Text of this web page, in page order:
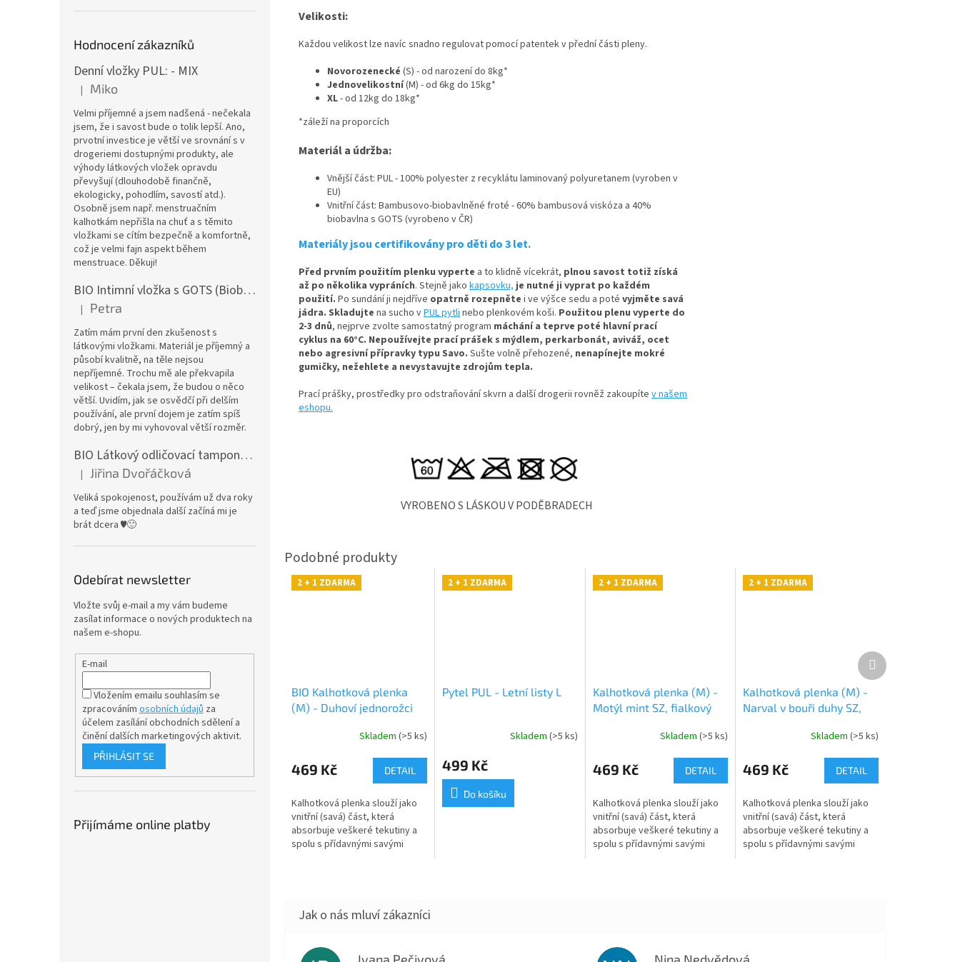
Hodnocení zákazníků
Denní vložky PUL: - MIX
Hodnocení produktu je 5 z 5 hvězdiček.
| Miko
Velmi příjemné a jsem nadšená - nečekala
jsem, že i savost bude o tolik lepší. Ano,
prvotní investice je větší ve srovnání s v
drogeriemi dostupnými produkty, ale
výhody látkových vložek opravdu
převyšují (dlouhodobě finančně,
ekologicky, pohodlím, savostí atd.).
Osobně jsem např. menstruačním
kalhotkám nepřišla na chuť a s těmito
vložkami se cítím bezpečně a komfortně,
což je velmi fajn aspekt během
menstruace. Děkuji!
BIO Intimní vložka s GOTS (Biobavlněný úplet) - Malované pivoňky v hořčicové
Hodnocení produktu je 5 z 5 hvězdiček.
| Petra
Zatím mám první den zkušenost s
látkovými vložkami. Materiál je příjemný a
působí kvalitně, na těle nejsou
nepříjemné. Trochu mě ale překvapila
velikost – čekala jsem, že budou o něco
větší. Uvidím, jak se osvědčí při delším
používání, ale první dojem je zatím spíš
dobrý, jen by mi vyhovoval větší rozměr.
BIO Látkový odličovací tamponek: Barevné bambusovo-biobavlněné froté
Hodnocení produktu je 5 z 5 hvězdiček.
| Jiřina Dvořáčková
Veliká spokojenost, používám už dva roky
a teď jsme objednala další začíná mi je
brát dcera ♥️🙂
Odebírat newsletter
Vložte svůj e-mail a my vám budeme
zasílat informace o nových produktech na
našem e-shopu.
E-mail
Vložením emailu souhlasím se
zpracováním osobních údajů za
účelem zasílání obchodních sdělení a
činění dalších marketingových aktivit.
PŘIHLÁSIT SE
Přijímáme online platby
Velikosti:
Každou velikost lze navíc snadno regulovat pomocí patentek v přední části pleny.
Novorozenecké (S) - od narození do 8kg*
Jednovelikostní(M) - od 6kg do 15kg*
XL- od 12kg do 18kg*
*záleží na proporcích
Materiál a údržba:
Vnější část: PUL - 100% polyester z recyklátu laminovaný polyuretanem (vyroben v
EU)
Vnitřní část: Bambusovo-biobavlněné froté - 60% bambusová viskóza a 40%
biobavlna s GOTS (vyrobeno v ČR)
Materiály jsou certifikovány pro děti do 3 let.
Před prvním použitím plenku vyperte a to klidně vícekrát, plnou savost totiž získá
až po několika vypráních. Stejně jako kapsovku, je nutné ji vyprat po každém
použití. Po sundání ji nejdříve opatrně rozepněte i ve výšce sedu a poté vyjměte savá
jádra. Skladujte na sucho vPUL pytlinebo plenkovém koši. Použitou plenu vyperte do
2-3 dnů, nejprve zvolte samostatný program máchání a teprve poté hlavní prací
cyklus na 60°C. Nepoužívejte prací prášek s mýdlem, perkarbonát, aviváž, ocet
nebo agresivní přípravky typu Savo. Sušte volně přehozené, nenapínejte mokré
gumičky, nežehlete a nevystavujte zdrojům tepla.
Prací prášky, prostředky pro odstraňování skvrn a další drogerii rovněž zakoupíte v našem
eshopu.
VYROBENO S LÁSKOU V PODĚBRADECH
2 + 1 ZDARMA
BIO Kalhotková plenka
(M) - Duhoví jednorožci
Skladem (>5 ks)
469 Kč DETAIL
Kalhotková plenka slouží jako
vnitřní (savá) část, která
absorbuje veškeré tekutiny a
spolu s přídavnými savými
2 + 1 ZDARMA
Pytel PUL - Letní listy L
Skladem (>5 ks)
499 Kč
Do košíku
2 + 1 ZDARMA
Kalhotková plenka (M) -
Motýl mint SZ, fialkový
Skladem(>5 ks)
469 Kč DETAIL
Kalhotková plenka slouží jako
vnitřní (savá) část, která
absorbuje veškeré tekutiny a
spolu s přídavnými savými
2 + 1 ZDARMA
Kalhotková plenka (M) -
Narval v bouři duhy SZ,
Skladem (>5 ks)
469 Kč DETAIL
Kalhotková plenka slouží jako
vnitřní (savá) část, která
absorbuje veškeré tekutiny a
spolu s přídavnými savými
Další
produkt